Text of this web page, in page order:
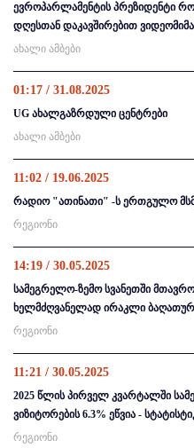
ევროპარლამენტის პრეზიდენტი
დღესთან დაკავშირებით
ახალი ამბები
01:17 / 31.08.2025
UG ახალგაზრდული ცენტრები
ახალი ამბები
11:02 / 19.06.2025
რადიო "ათინათი" -ს ერთგულო
რეგიონი
14:19 / 30.05.2025
სამეგრელო-ზემო სვანეთში
ხელმძღვანელად ირაკლი
რეგიონი
11:21 / 30.05.2025
2025 წლის პირველ კვარტალში
ვიზიტორების 6.3% ეწვია -
რეგიონი